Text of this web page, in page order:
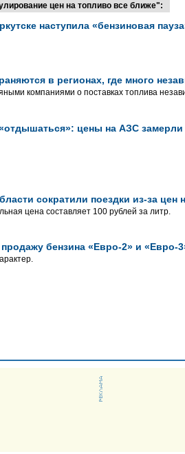
цен на топливо все ближе":
наступила «бензиновая
в регионах, где много
компаниями о поставках топлива
цены на АЗС замерли
сократили поездки из-за цен
цена составляет 100 рублей за литр.
бензина «Евро-2» и «Евро-